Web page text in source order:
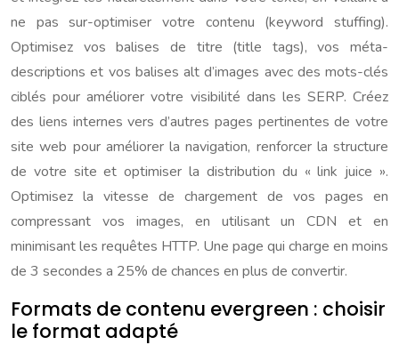
ne pas sur-optimiser votre contenu (keyword stuffing).
Optimisez vos balises de titre (title tags), vos méta-
descriptions et vos balises alt d’images avec des mots-clés
ciblés pour améliorer votre visibilité dans les SERP. Créez
des liens internes vers d’autres pages pertinentes de votre
site web pour améliorer la navigation, renforcer la structure
de votre site et optimiser la distribution du « link juice ».
Optimisez la vitesse de chargement de vos pages en
compressant vos images, en utilisant un CDN et en
minimisant les requêtes HTTP. Une page qui charge en moins
de 3 secondes a 25% de chances en plus de convertir.
Formats de contenu evergreen : choisir
le format adapté